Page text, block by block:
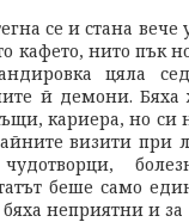
се и стана
нито пък
цяла
й демони.
кариера, но си
визити при
беше само
неприятни и за